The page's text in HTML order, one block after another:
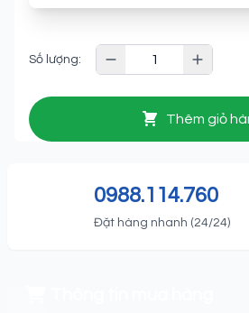
Số lượng:
Thêm giỏ
0988.114.760
Đặt hàng nhanh (24/24)